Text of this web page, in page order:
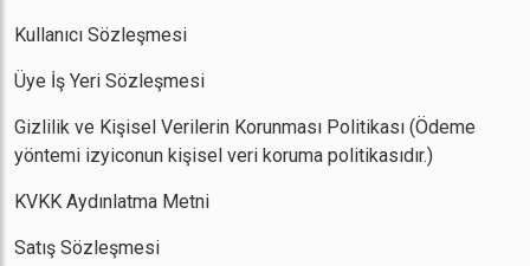
Kullanıcı Sözleşmesi
Üye İş Yeri Sözleşmesi
Gizlilik ve Kişisel Verilerin Korunması Politikası (Ödeme
yöntemi izyiconun kişisel veri koruma politikasıdır.)
KVKK Aydınlatma Metni
Satış Sözleşmesi